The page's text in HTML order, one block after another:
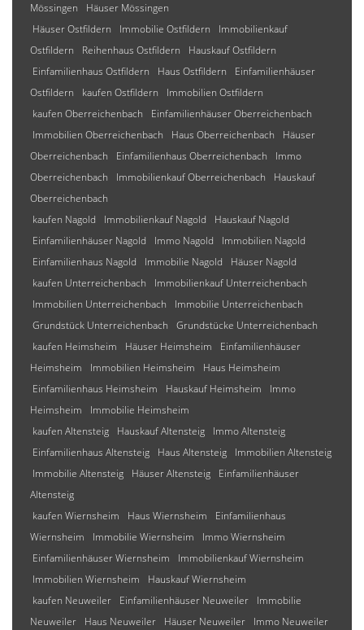
Mössingen
Häuser Mössingen
Häuser Ostfildern
Immobilie Ostfildern
Immobilienkauf
Ostfildern
Reihenhaus Ostfildern
Hauskauf Ostfildern
Einfamilienhaus Ostfildern
Haus Ostfildern
Einfamilienhäuser
Ostfildern
kaufen Ostfildern
Immobilien Ostfildern
kaufen Oberreichenbach
Einfamilienhäuser Oberreichenbach
Immobilien Oberreichenbach
Haus Oberreichenbach
Häuser
Oberreichenbach
Einfamilienhaus Oberreichenbach
Immo
Oberreichenbach
Immobilienkauf Oberreichenbach
Hauskauf
Oberreichenbach
kaufen Nagold
Immobilienkauf Nagold
Hauskauf Nagold
Einfamilienhäuser Nagold
Immo Nagold
Immobilien Nagold
Einfamilienhaus Nagold
Immobilie Nagold
Häuser Nagold
kaufen Unterreichenbach
Immobilienkauf Unterreichenbach
Immobilien Unterreichenbach
Immobilie Unterreichenbach
Grundstück Unterreichenbach
Grundstücke Unterreichenbach
kaufen Heimsheim
Häuser Heimsheim
Einfamilienhäuser
Heimsheim
Immobilien Heimsheim
Haus Heimsheim
Einfamilienhaus Heimsheim
Hauskauf Heimsheim
Immo
Heimsheim
Immobilie Heimsheim
kaufen Altensteig
Hauskauf Altensteig
Immo Altensteig
Einfamilienhaus Altensteig
Haus Altensteig
Immobilien Altensteig
Immobilie Altensteig
Häuser Altensteig
Einfamilienhäuser
Altensteig
kaufen Wiernsheim
Haus Wiernsheim
Einfamilienhaus
Wiernsheim
Immobilie Wiernsheim
Immo Wiernsheim
Einfamilienhäuser Wiernsheim
Immobilienkauf Wiernsheim
Immobilien Wiernsheim
Hauskauf Wiernsheim
kaufen Neuweiler
Einfamilienhäuser Neuweiler
Immobilie
Neuweiler
Haus Neuweiler Häuser Neuweiler
Immo Neuweiler